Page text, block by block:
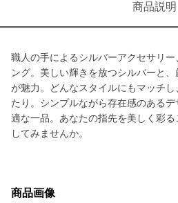
商品説明
職人の手によるシルバーアクセサリ
ング。美しい輝きを放つシルバーと
が魅力。どんなスタイルにもマッチ
たり。シンプルながら存在感のある
適な一品。あなたの指先を美しく彩
してみませんか。
商品画像